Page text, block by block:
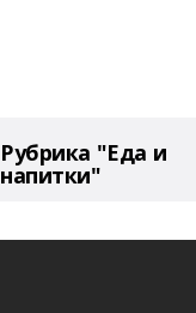
Рубрика "Еда и
напитки"